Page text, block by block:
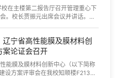
在主楼第二报告厅召开管理重心下
。校长贾振元出席会议并讲话。学
辽宁省高性能膜及膜材料创
案论证会召开
能膜及膜材料创新中心（以下简称
设方案评审会在我校知顺楼F213召